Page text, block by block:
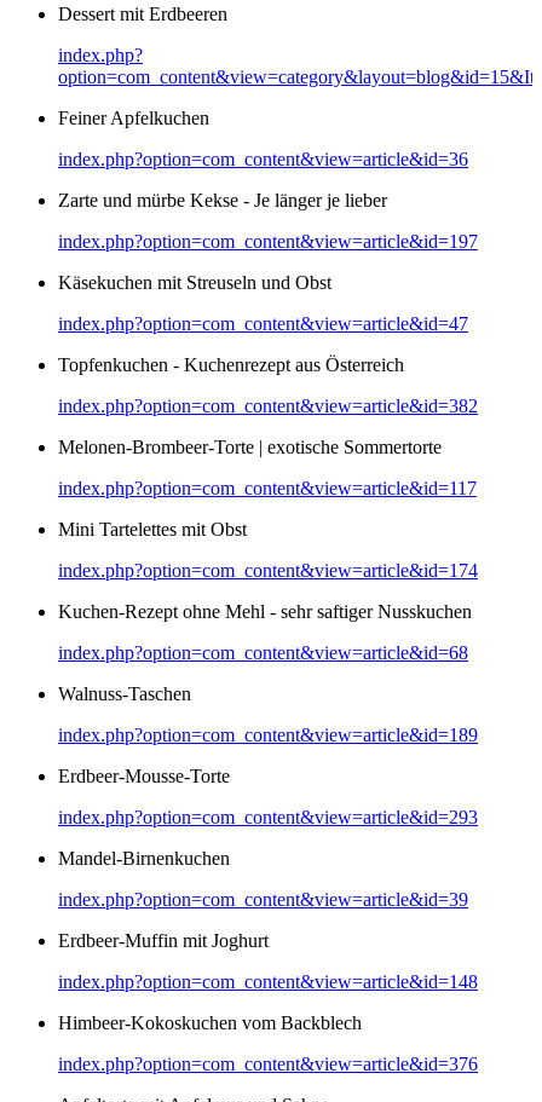
Dessert mit Erdbeeren
index.php?
Feiner Apfelkuchen
index.php?option=com_content&view=article&id=36
Zarte und mürbe Kekse - Je länger je lieber
index.php?option=com_content&view=article&id=197
Käsekuchen mit Streuseln und Obst
index.php?option=com_content&view=article&id=47
Topfenkuchen - Kuchenrezept aus Österreich
index.php?option=com_content&view=article&id=382
Melonen-Brombeer-Torte | exotische Sommertorte
index.php?option=com_content&view=article&id=117
Mini Tartelettes mit Obst
index.php?option=com_content&view=article&id=174
Kuchen-Rezept ohne Mehl - sehr saftiger Nusskuchen
index.php?option=com_content&view=article&id=68
Walnuss-Taschen
index.php?option=com_content&view=article&id=189
Erdbeer-Mousse-Torte
index.php?option=com_content&view=article&id=293
Mandel-Birnenkuchen
index.php?option=com_content&view=article&id=39
Erdbeer-Muffin mit Joghurt
index.php?option=com_content&view=article&id=148
Himbeer-Kokoskuchen vom Backblech
index.php?option=com_content&view=article&id=376